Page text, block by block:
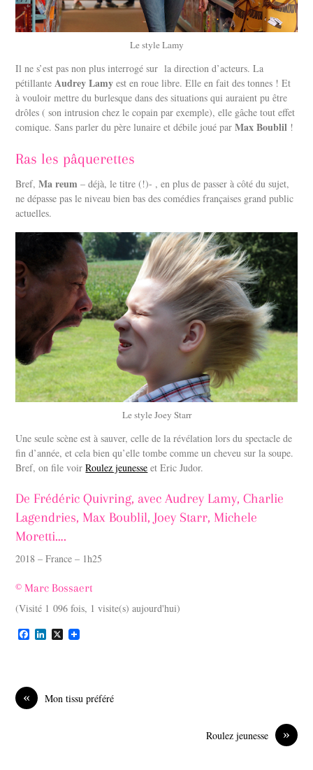
Le style Lamy
Il ne s’est pas non plus interrogé sur la direction d’acteurs. La
pétillanteAudrey Lamy est en roue libre. Elle en fait des tonnes ! Et
à vouloir mettre du burlesque dans des situations qui auraient pu être
drôles ( son intrusion chez le copain par exemple), elle gâche tout effet
comique. Sans parler du père lunaire et débile joué parMax Boublil !
Ras les pâquerettes
Bref,Ma reum – déjà, le titre (!)- , en plus de passer à côté du sujet,
ne dépasse pas le niveau bien bas des comédies françaises grand public
actuelles.
Le style Joey Starr
Une seule scène est à sauver, celle de la révélation lors du spectacle de
fin d’année, et cela bien qu’elle tombe comme un cheveu sur la soupe.
Bref, on file voirRoulez jeunesse et Eric Judor.
De Frédéric Quivring, avec Audrey Lamy, Charlie
Lagendries, Max Boublil, Joey Starr, Michele
Moretti….
2018 – France – 1h25
© Marc Bossaert
(Visité 1 096 fois, 1 visite(s) aujourd'hui)
F
o
o
k
L
I
X
« Mon tissu préféré
»
Roulez jeunesse